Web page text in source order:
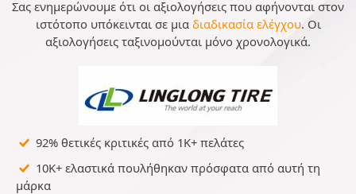
Σας ενημερώνουμε ότι οι αξιολογήσεις που αφήνονται στον
ιστότοπο υπόκεινται σε μια διαδικασία ελέγχου. Οι
αξιολογήσεις ταξινομούνται μόνο χρονολογικά.
92% θετικές κριτικές από 1K+ πελάτες
10K+ ελαστικά πουλήθηκαν πρόσφατα από αυτή τη
μάρκα